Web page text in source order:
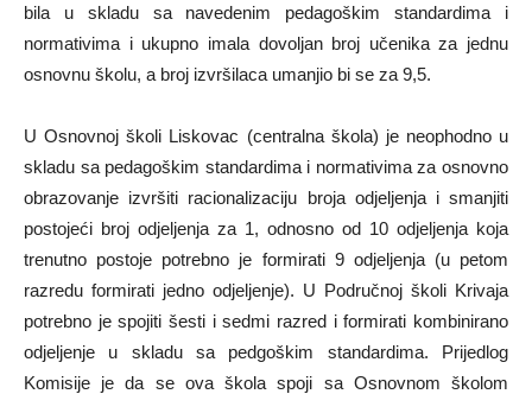
bila u skladu sa navedenim pedagoškim standardima i
normativima i ukupno imala dovoljan broj učenika za jednu
osnovnu školu, a broj izvršilaca umanjio bi se za 9,5.
U Osnovnoj školi Liskovac (centralna škola) je neophodno u
skladu sa pedagoškim standardima i normativima za osnovno
obrazovanje izvršiti racionalizaciju broja odjeljenja i smanjiti
postojeći broj odjeljenja za 1, odnosno od 10 odjeljenja koja
trenutno postoje potrebno je formirati 9 odjeljenja (u petom
razredu formirati jedno odjeljenje). U Područnoj školi Krivaja
potrebno je spojiti šesti i sedmi razred i formirati kombinirano
odjeljenje u skladu sa pedgoškim standardima. Prijedlog
Komisije je da se ova škola spoji sa Osnovnom školom